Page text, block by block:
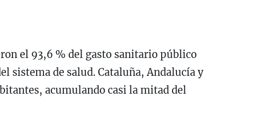
el 93,6 % del gasto sanitario público
sistema de salud. Cataluña, Andalucía y
acumulando casi la mitad del